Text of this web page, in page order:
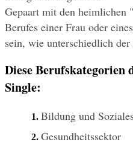
Gepaart mit den heimlichen
Berufes einer Frau oder
sein, wie unterschiedlich
Diese Berufskategorien
Single:
Bildung und
Gesundheitssektor